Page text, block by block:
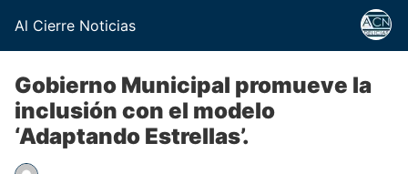
Al Cierre Noticias
Gobierno Municipal promueve la
inclusión con el modelo
‘Adaptando Estrellas’.